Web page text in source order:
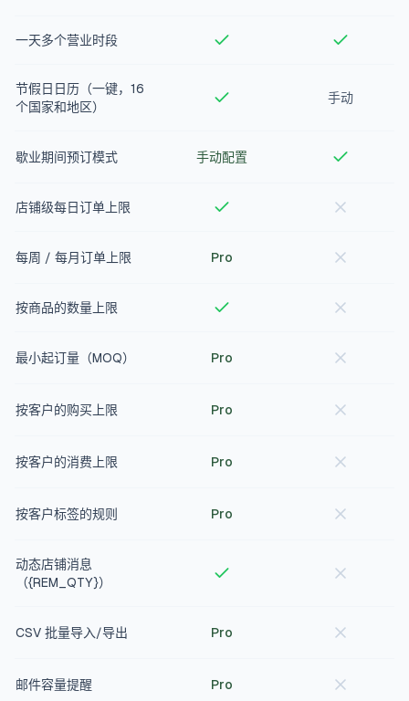
一天多个营业时段
节假日日历（一键，16
个国家和地区）
手动
歇业期间预订模式 手动配置
店铺级每日订单上限
每周 / 每月订单上限 Pro
按商品的数量上限
最小起订量（MOQ） Pro
按客户的购买上限 Pro
按客户的消费上限 Pro
按客户标签的规则 Pro
动态店铺消息
（{REM_QTY}）
CSV 批量导入/导出 Pro
邮件容量提醒 Pro